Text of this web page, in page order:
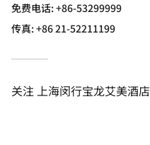
免费电话:+86-53299999
传真:+86 21-52211199
关注上海闵行宝龙艾美酒店